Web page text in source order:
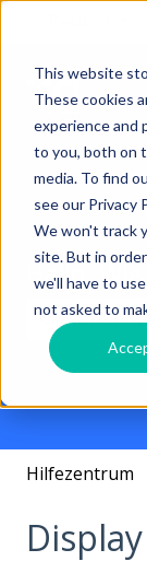
This website
These cookies
experience and
to you, both on
media. To find
see our Privacy
We won't track
site. But in
we'll have to
not asked to
Hallo.
Es gibt
Hilfezentrum